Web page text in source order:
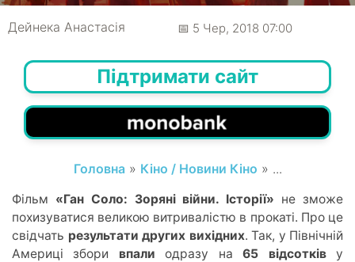
Дейнека Анастасiя 📅 5 Чер, 2018 07:00
Підтримати сайт
Головна» Кіно / Новини Кіно » ...
Фільм «Ган Соло: Зоряні війни. Історії» не зможе
похизуватися великою витривалістю в прокаті. Про це
свідчать результати других вихідних. Так, у Північній
Америці збори впали одразу на65 відсотківу